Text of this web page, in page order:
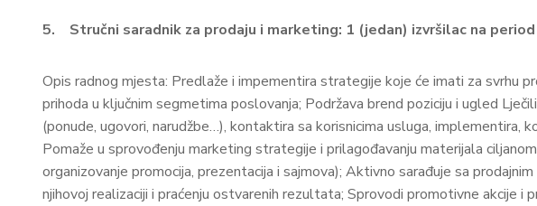
5. Stručni saradnik za prodaju i marketing: 1 (jedan) izvršilac na
Opis radnog mjesta: Predlaže i impementira strategije koje će imati za svrhu
prihoda u ključnim segmetima poslovanja; Podržava brend poziciju i ugled
(ponude, ugovori, narudžbe…), kontaktira sa korisnicima usluga, implementira,
Pomaže u sprovođenju marketing strategije i prilagođavanju materijala
organizovanje promocija, prezentacija i sajmova); Aktivno sarađuje sa
njihovoj realizaciji i praćenju ostvarenih rezultata; Sprovodi promotivne akcije i